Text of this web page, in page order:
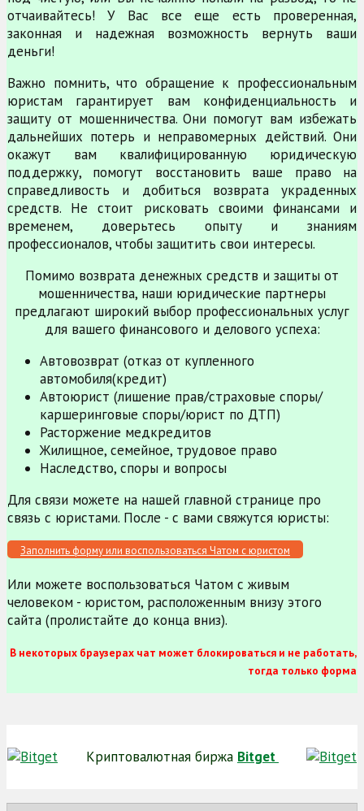
отчаивайтесь! У Вас все еще есть проверенная,
законная и надежная возможность вернуть ваши
деньги!
Важно помнить, что обращение к профессиональным
юристам гарантирует вам конфиденциальность и
защиту от мошенничества. Они помогут вам избежать
дальнейших потерь и неправомерных действий. Они
окажут вам квалифицированную юридическую
поддержку, помогут восстановить ваше право на
справедливость и добиться возврата украденных
средств. Не стоит рисковать своими финансами и
временем, доверьтесь опыту и знаниям
профессионалов, чтобы защитить свои интересы.
Помимо возврата денежных средств и защиты от
мошенничества, наши юридические партнеры
предлагают широкий выбор профессиональных услуг
для вашего финансового и делового успеха:
Автовозврат (отказ от купленного
автомобиля(кредит)
Автоюрист (лишение прав/страховые споры/
каршеринговые споры/юрист по ДТП)
Расторжение медкредитов
Жилищное, семейное, трудовое право
Наследство, споры и вопросы
Для связи можете на нашей главной странице про
связь с юристами. После - с вами свяжутся юристы:
Заполнить форму или воспользоваться Чатом с юристом
Или можете воспользоваться Чатом с живым
человеком - юристом, расположенным внизу этого
сайта (пролистайте до конца вниз).
В некоторых браузерах чат может блокироваться и не работать,
тогда только форма
Криптовалютная биржа Bitget